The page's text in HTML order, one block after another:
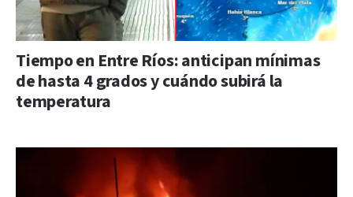
Tiempo en Entre Ríos: anticipan mínimas
de hasta 4 grados y cuándo subirá la
temperatura